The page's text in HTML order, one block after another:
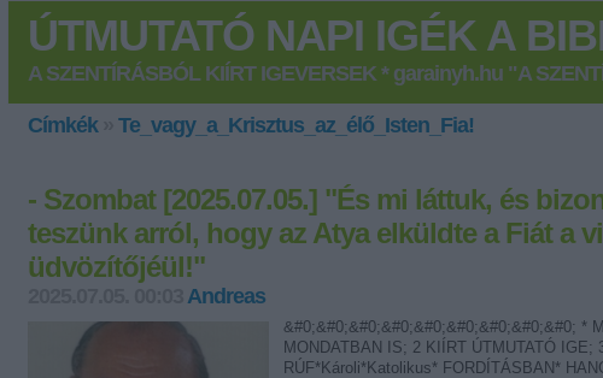
ÚTMUTATÓ NAPI IGÉK A
A SZENTÍRÁSBÓL KIÍRT IGEVERSEK * garainyh.hu "A
Címkék» Te_vagy_a_Krisztus_az_élő_Isten_Fia!
- Szombat [2025.07.05.] "És mi láttuk, és
teszünk arról, hogy az Atya elküldte a Fiát a
üdvözítőjéül!"
Andreas
&#0;&#0;&#0;&#0;&#0;&#0;&#0;&#0;&#0; *
MONDATBAN IS; 2 KIÍRT ÚTMUTATÓ IGE;
RÚF*Károli*Katolikus* FORDÍTÁSBAN*